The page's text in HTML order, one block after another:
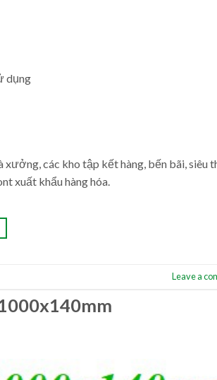
dụng
xưởng, các kho tập kết hàng, bến bãi, siêu
xuất khẩu hàng hóa.
Leave a